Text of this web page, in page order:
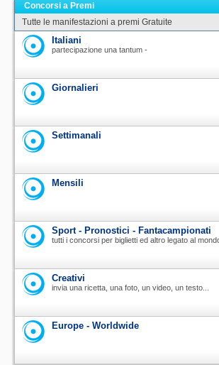
Concorsi a Premi
Tutte le manifestazioni a premi Gratuite
Italiani
partecipazione una tantum -
Giornalieri
Settimanali
Mensili
Sport - Pronostici - Fantacampionati
tutti i concorsi per biglietti ed altro legato al
Creativi
invia una ricetta, una foto, un video, un testo...
Europe - Worldwide